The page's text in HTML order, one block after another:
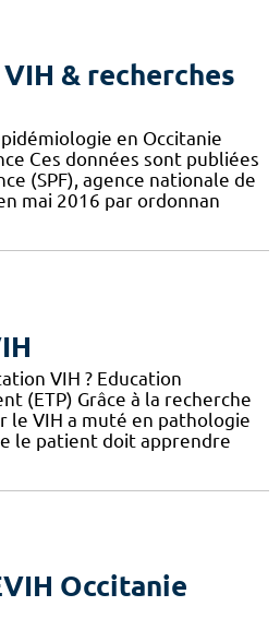
& recherches
en Occitanie
Ces données sont publiées
(SPF), agence nationale de
mai 2016 par ordonnan
VIH ? Education
(ETP) Grâce à la recherche
le VIH a muté en pathologie
le patient doit apprendre
Occitanie